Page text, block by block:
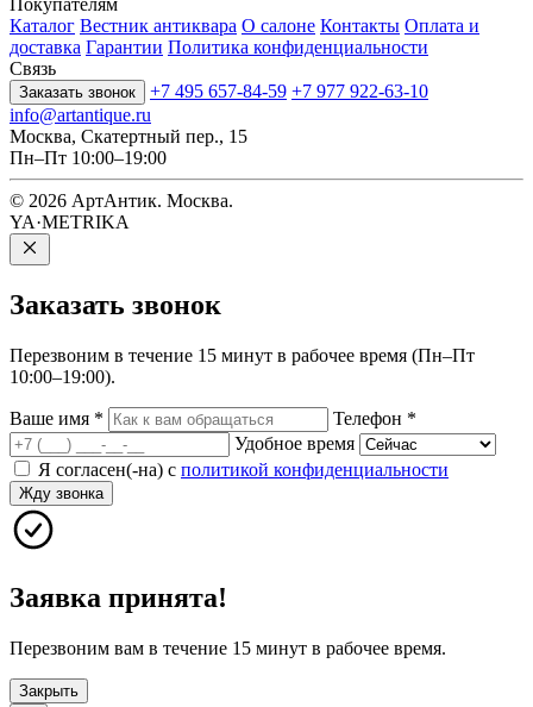
Покупателям
Каталог Вестник антиквара О салоне Контакты Оплата и
доставка Гарантии Политика конфиденциальности
Связь
Заказать звонок +7 495 657-84-59 +7 977 922-63-10
info@artantique.ru
Москва, Скатертный пер., 15
Пн–Пт 10:00–19:00
© 2026 АртАнтик. Москва.
YA·METRIKA
Заказать звонок
Перезвоним в течение 15 минут в рабочее время (Пн–Пт
10:00–19:00).
Ваше имя * Телефон *
Удобное время
Я согласен(-на) с политикой конфиденциальности
Жду звонка
Заявка принята!
Перезвоним вам в течение 15 минут в рабочее время.
Закрыть